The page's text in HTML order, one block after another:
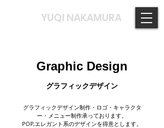
YUQI NAKAMURA
Graphic Design
グラフィックデザイン
グラフィックデザイン制作・ロゴ・キャラクタ
ー・メニュー制作承っております。
POP,エレガント系のデザインを得意とします。